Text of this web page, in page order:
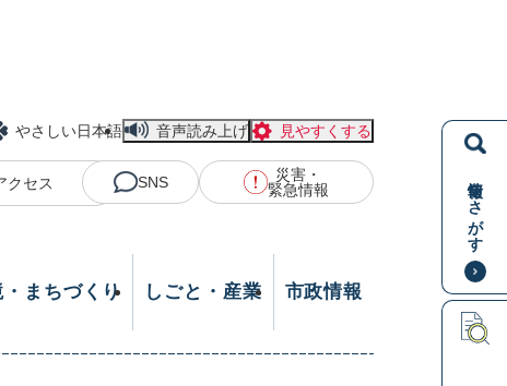
情報をさがす
やさしい日本語 音声読み上げ 見やすくする
クセス SNS
災害・
緊急情報
・まちづくり しごと・産業 市政情報